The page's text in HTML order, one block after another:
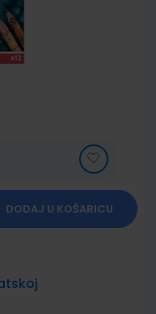
DODAJ U KOŠARICU